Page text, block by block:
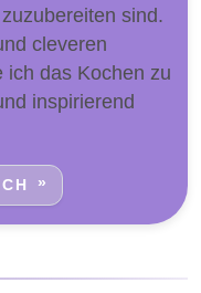
sind.
cleveren
ich das Kochen zu
inspirierend